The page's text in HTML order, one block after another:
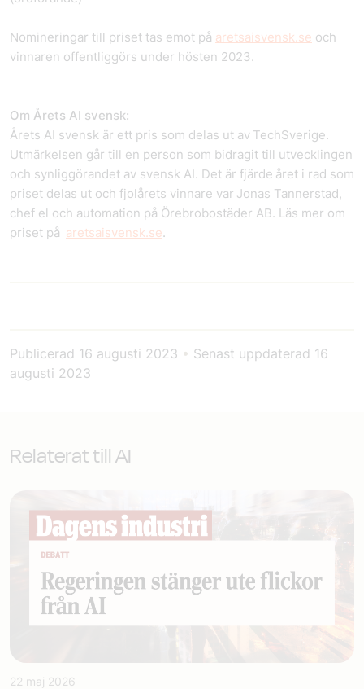
Nomineringar till priset tas emot på aretsaisvensk.se och
vinnaren offentliggörs under hösten 2023.
Om Årets AI svensk:
Årets AI svensk är ett pris som delas ut av TechSverige.
Utmärkelsen går till en person som bidragit till utvecklingen
och synliggörandet av svensk AI. Det är fjärde året i rad som
priset delas ut och fjolårets vinnare var Jonas Tannerstad,
chef el och automation på Örebrobostäder AB. Läs mer om
priset på aretsaisvensk.se.
Publicerad 16 augusti 2023 • Senast uppdaterad 16
augusti 2023
Relaterat till AI
22 maj 2026